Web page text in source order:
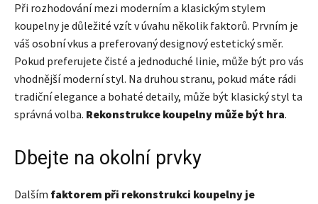
Při rozhodování mezi moderním a klasickým stylem
koupelny je důležité vzít v úvahu několik faktorů. Prvním je
váš osobní vkus a preferovaný designový estetický směr.
Pokud preferujete čisté a jednoduché linie, může být pro vás
vhodnější moderní styl. Na druhou stranu, pokud máte rádi
tradiční elegance a bohaté detaily, může být klasický styl ta
správná volba. Rekonstrukce koupelny může být hra.
Dbejte na okolní prvky
Dalším faktorem při rekonstrukci koupelny je